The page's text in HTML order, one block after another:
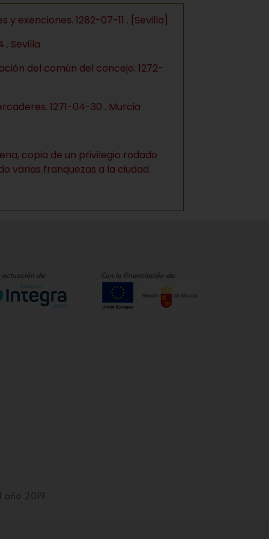
exenciones. 1282-07-11 . [Sevilla]
. Sevilla
del común del concejo. 1272-
1271-04-30 . Murcia
copia de un privilegio rodado
varias franquezas a la ciudad.
actuación de: Con la financiación de: